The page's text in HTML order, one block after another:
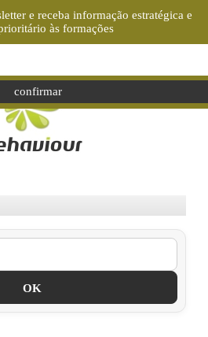
OK
e receba informação estratégica e
às formações